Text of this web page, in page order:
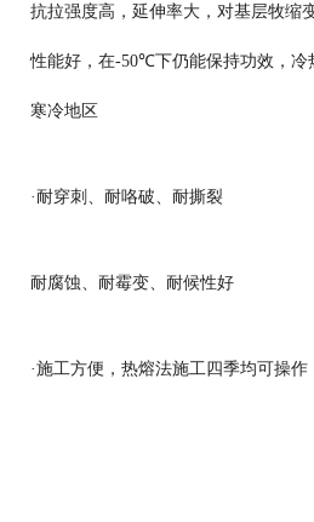
抗拉强度高，延伸率大，对基层牧缩
性能好，在-50℃下仍能保持功效，冷
寒冷地区
· 耐穿刺、耐咯破、耐撕裂
耐腐蚀、耐霉变、耐候性好
·施工方便，热熔法施工四季均可操作